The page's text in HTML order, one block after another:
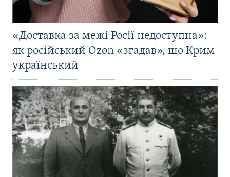
«Доставка за межі Росії недоступна»:
як російський Ozon «згадав», що Крим
український